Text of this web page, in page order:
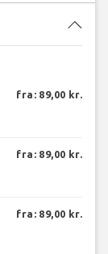
fra: 89,00 kr.
fra: 89,00 kr.
fra: 89,00 kr.